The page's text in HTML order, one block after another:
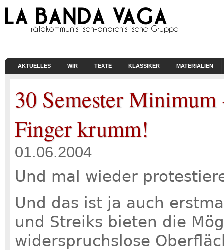
AKTUELLES WIR TEXTE KLASSIKER MATERIALIEN
30 Semester
Finger krumm!
01.06.2004
Und mal wieder
Und das ist ja auch
und Streiks bieten die
widerspruchslose